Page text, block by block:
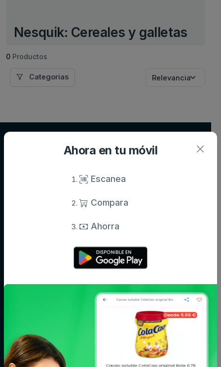
Nesquik: Cereales y galletas
0 Productos
Categorias
Ahora en tu móvil
Escanea
Compara
Ahorra
Compara precios de supermercados y ahorra en tu compra diaria.
Agua y
pasta
Azúcar,
chocolate
Cacao, café e
Carne
galletas
Congelados
Conservas,
caldos y
Cuidado facial y